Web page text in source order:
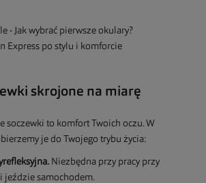
skrojone na miarę
soczewki to komfort Twoich oczu. W
je do Twojego trybu życia:
Niezbędna przy pracy przy
jeździe samochodem.